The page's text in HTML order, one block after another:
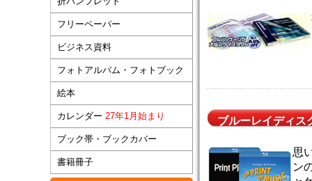
ブルーレイディス
思
ン
フリーペーパー
ビジネス資料
フォトアルバム・フォトブック
絵本
カレンダー 27年1月始まり
ブック帯・ブックカバー
書籍冊子